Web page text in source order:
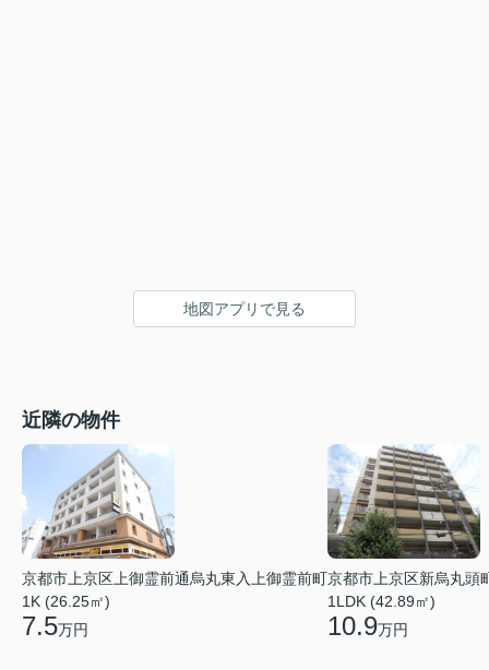
地図アプリで見る
近隣の物件
京都市上京区上御霊前通烏丸東入上御霊前町
1K (26.25㎡)
7.5万円
京都市上京区新烏丸頭
1LDK (42.89㎡)
10.9万円